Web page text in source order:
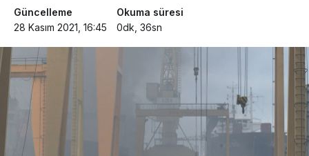
Güncelleme
28 Kasım 2021, 16:45
Okuma süresi
0dk, 36sn